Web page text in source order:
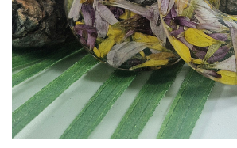
Karperec
Gyerek ékszerek
Nyaklánc / Medál
Barátság nyaklánc
Karperec
Haj kiegészítők
Kitűző